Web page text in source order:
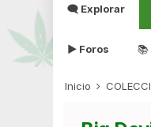
🗨 Explorar
▶ Foros 📚
Inicio